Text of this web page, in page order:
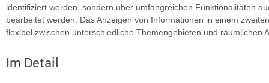
identifiziert werden, sondern über umfangreichen Funktionalitäten
bearbeitet werden. Das Anzeigen von Informationen in einem
flexibel zwischen unterschiedliche Themengebieten und räumlichen
Im Detail